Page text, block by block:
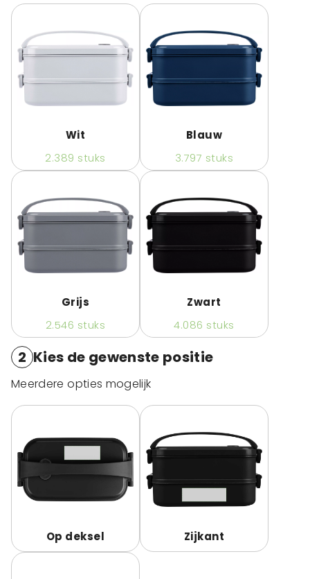
Wit
2.389 stuks
Blauw
3.797 stuks
Grijs
2.546 stuks
Zwart
4.086 stuks
2 Kies de gewenste positie
Meerdere opties mogelijk
Op deksel Zijkant